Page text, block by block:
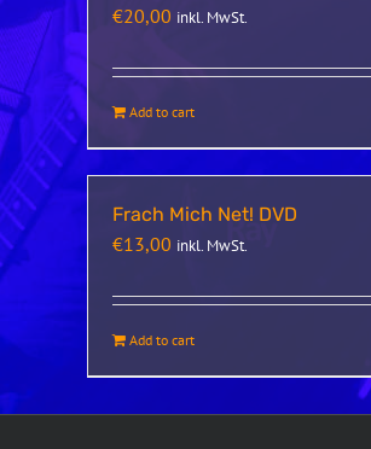
€20,00 inkl. MwSt.
Add to cart
Frach Mich Net! DVD
€13,00 inkl. MwSt.
Add to cart